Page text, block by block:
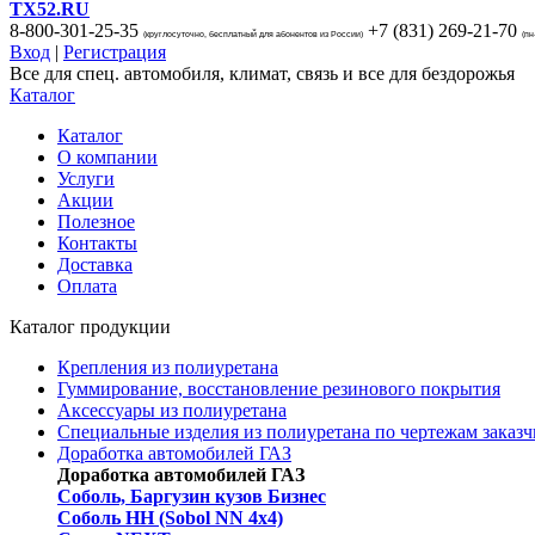
TX52.RU
8-800-301-25-35 (круглосуточно, бесплатный для абонентов из России) +7 (831) 269-21-70
Вход | Регистрация
Все для спец. автомобиля, климат, связь и все для бездорожья
Каталог
Каталог
О компании
Услуги
Акции
Полезное
Контакты
Доставка
Оплата
Каталог продукции
Крепления из полиуретана
Гуммирование, восстановление резинового покрытия
Аксессуары из полиуретана
Специальные изделия из полиуретана по чертежам
Доработка автомобилей ГАЗ
Доработка автомобилей ГАЗ
Соболь, Баргузин кузов Бизнес
Соболь НН (Sobol NN 4x4)